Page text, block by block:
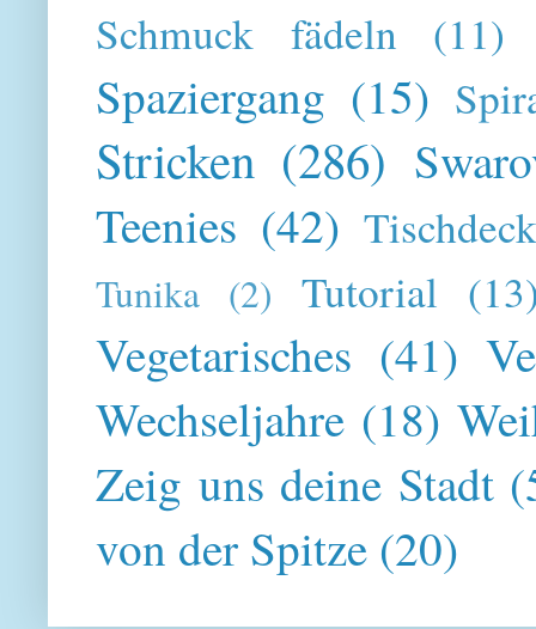
Schmuck fädeln (11)
Spaziergang (15)
Stricken (286)
Teenies (42)
Tunika (2) Tutorial
Vegetarisches (41)
Wechseljahre (18)
Zeig uns deine Stadt
von der Spitze (20)